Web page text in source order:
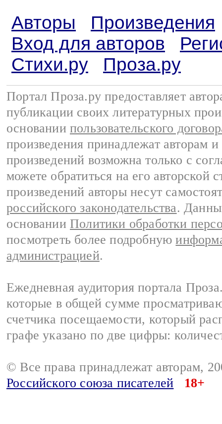
Авторы
Произведения
Вход для авторов
Стихи.ру
Проза.ру
Портал Проза.ру предоставляет
публикации своих литературных
основании пользовательского
произведения принадлежат авторам
произведений возможна только с
можете обратиться на его авторской
произведений авторы несут
российского законодательства.
основании Политики обработки
посмотреть более подробную
администрацией.
Ежедневная аудитория портала
которые в общей сумме
счетчика посещаемости, который
графе указано по две цифры:
© Все права принадлежат авторам,
Российского союза писателей
18+